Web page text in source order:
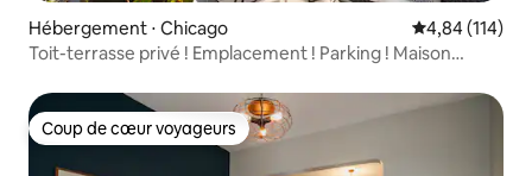
Hébergement ⋅ Chicago Évaluation
4,84 (114)
Toit-terrasse privé ! Emplacement ! Parking ! Maison
Coup de cœur voyageurs
Coup de cœur voyageurs